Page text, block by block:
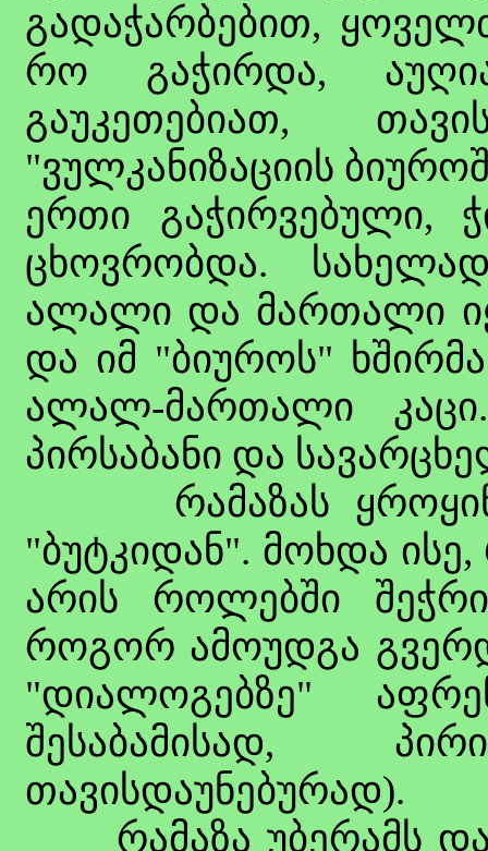
გადაჭარბებით,
რო გაჭირდა,
გაუკეთებიათ,
"ვულკანიზაციის
ერთი გაჭირვებული,
ცხოვრობდა.
ალალი და მართალი
და იმ "ბიუროს"
ალალ-მართალი
პირსაბანი და
რამაზას
"ბუტკიდან". მოხდა
არის როლებში
როგორ ამოუდგა
"დიალოგებზე"
შესაბამისად,
თავისდაუნებურად).
რამაზა უბერამს და